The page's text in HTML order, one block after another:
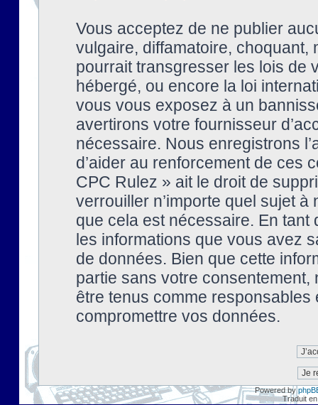
Vous acceptez de ne publier
vulgaire, diffamatoire, choquant,
pourrait transgresser les lois de
hébergé, ou encore la loi
vous vous exposez à un
avertirons votre fournisseur
nécessaire. Nous enregistrons
d’aider au renforcement de ces
CPC Rulez » ait le droit de
verrouiller n’importe quel sujet à
que cela est nécessaire. En tant
les informations que vous avez
de données. Bien que cette
partie sans votre
être tenus comme
compromettre vos données.
Powered by
Traduit